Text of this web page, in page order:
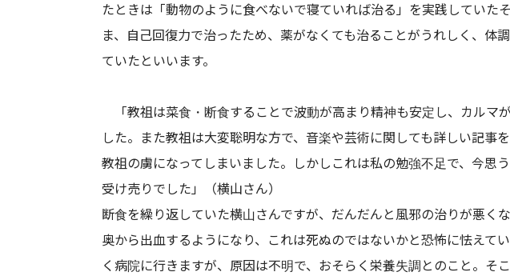
たときは「動物のように食べないで寝ていれば治る」を実践していた
ま、自己回復力で治ったため、薬がなくても治ることがうれしく、体
ていたといいます。
「教祖は菜食・断食することで波動が高まり精神も安定し、カルマ
した。また教祖は大変聡明な方で、音楽や芸術に関しても詳しい記事
教祖の虜になってしまいました。しかしこれは私の勉強不足で、今思
受け売りでした」（横山さん）
断食を繰り返していた横山さんですが、だんだんと風邪の治りが悪く
奥から出血するようになり、これは死ぬのではないかと恐怖に怯えて
く病院に行きますが、原因は不明で、おそらく栄養失調 とのこと。そ